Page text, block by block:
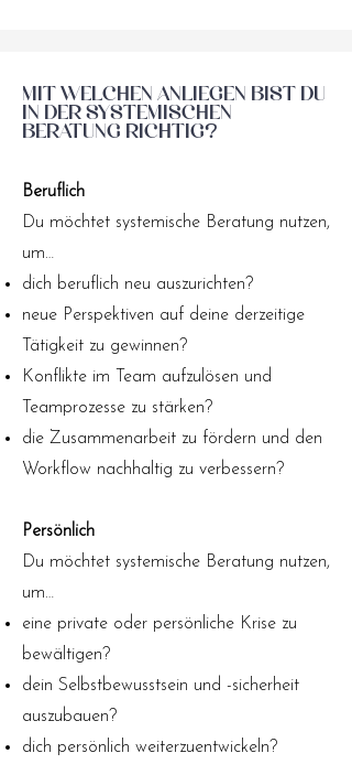
Mit welchen Anliegen bist du
in der systemischen
Beratung richtig?
Beruflich
Du möchtet systemische Beratung nutzen,
um…
dich beruflich neu auszurichten?
neue Perspektiven auf deine derzeitige
Tätigkeit zu gewinnen?
Konflikte im Team aufzulösen und
Teamprozesse zu stärken?
die Zusammenarbeit zu fördern und den
Workflow nachhaltig zu verbessern?
Persönlich
Du möchtet systemische Beratung nutzen,
um…
eine private oder persönliche Krise zu
bewältigen?
dein Selbstbewusstsein und -sicherheit
auszubauen?
dich persönlich weiterzuentwickeln?